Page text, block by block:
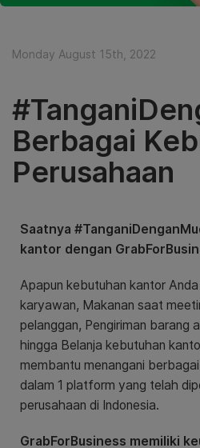
Monday August 15th, 2022
Berbagai
Perusahaan
Saatnya
kantor dengan
Apapun kebutuhan kantor
karyawan, Makanan saat
pelanggan, Pengiriman barang
hingga Belanja kebutuhan
membantu menangani
dalam 1 platform yang telah
perusahaan di Indonesia.
GrabForBusiness memiliki